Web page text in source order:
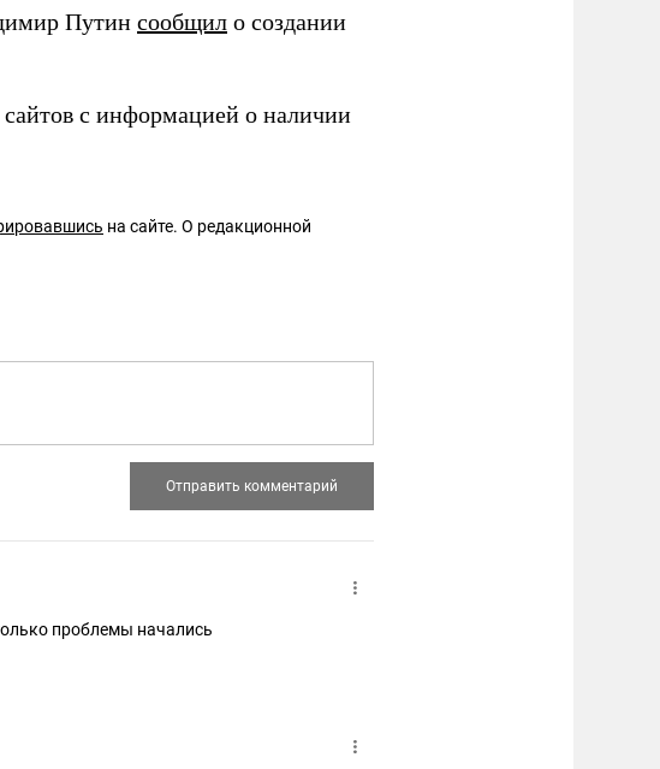
Путин сообщил о создании
с информацией о наличии
на сайте. О редакционной
проблемы начались